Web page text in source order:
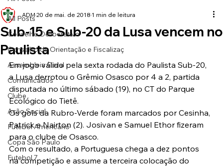
All Posts
Conselho Deliberativo
Conselho de Orientação e Fiscalizaç
Assembleia Geral
Comunicados
Clube
Ação Social
Futebol Americano
Copa São Paulo
Futebol 7
Sub-15 e Sub-20 da Lusa vencem no
Paulista
ADM 20 de mai. de 2018 1 min de leitura
Em jogo válido pela sexta rodada do Paulista Sub-20,
a Lusa derrotou o Grêmio Osasco por 4 a 2, partida
disputada no último sábado (19), no CT do Parque
Ecológico do Tietê.
Os gols da Rubro-Verde foram marcados por Cesinha,
Patrick e Nairton (2). Josivan e Samuel Ethor fizeram
para o clube de Osasco.
Com o resultado, a Portuguesa chega a dez pontos
na competição e assume a terceira colocação do